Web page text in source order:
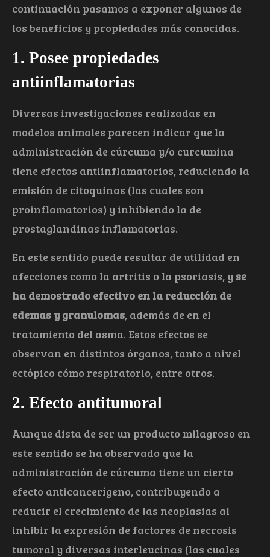
continuación pasamos a exponer algunos de
los beneficios y propiedades más conocidas.
1. Posee propiedades
antiinflamatorias
Diversas investigaciones realizadas en
modelos animales parecen indicar que la
administración de cúrcuma y/o curcumina
tiene efectos antiinflamatorios, reduciendo la
emisión de citoquinas (las cuales son
proinflamatorios) y inhibiendo la de
prostaglandinas inflamatorias.
En este sentido puede resultar de utilidad en
afecciones como la artritis o la psoriasis, y se
ha demostrado efectivo en la reducción de
edemas y granulomas, además de en el
tratamiento del asma. Estos efectos se
observan en distintos órganos, tanto a nivel
ectópico cómo respiratorio, entre otros.
2. Efecto antitumoral
Aunque dista de ser un producto milagroso en
este sentido se ha observado que la
administración de cúrcuma tiene un cierto
efecto anticancerígeno, contribuyendo a
reducir el crecimiento de las neoplasias al
inhibir la expresión de factores de necrosis
tumoral y diversas interleucinas (las cuales